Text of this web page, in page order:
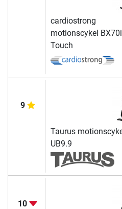
cardiostrong
motionscykel BX70i
Touch
9
Taurus
UB9.9
10